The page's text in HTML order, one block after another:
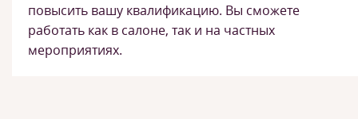
повысить вашу квалификацию. Вы сможете
работать как в салоне, так и на частных
мероприятиях.